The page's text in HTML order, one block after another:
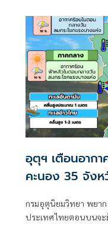
พื้นที่
อุตุฯ เตือนอาก
คะนอง 35 จังห
กรมอุตุนิยมวิทยา พยาก
ประเทศไทยตอนบนจะ